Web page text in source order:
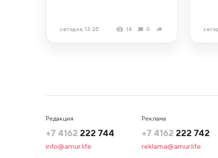
сегодня, 13:25 14 0
Редакция
+7 4162 222 744
info@amur.life
Реклама
+7 4162 222 742
reklama@amur.life